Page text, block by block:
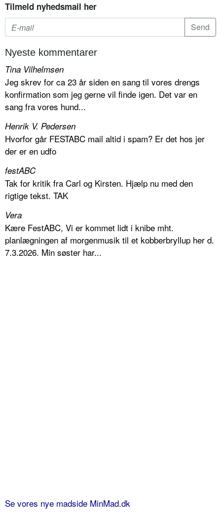
Tilmeld nyhedsmail her
Nyeste kommentarer
Tina Vilhelmsen
Jeg skrev for ca 23 år siden en sang til vores drengs
konfirmation som jeg gerne vil finde igen. Det var en
sang fra vores hund...
Henrik V. Pedersen
Hvorfor går FESTABC mail altid i spam? Er det hos jer
der er en udfo
festABC
Tak for kritik fra Carl og Kirsten. Hjælp nu med den
rigtige tekst. TAK
Vera
Kære FestABC, Vi er kommet lidt i knibe mht.
planlægningen af morgenmusik til et kobberbryllup her d.
7.3.2026. Min søster har...
Se vores nye madside MinMad.dk